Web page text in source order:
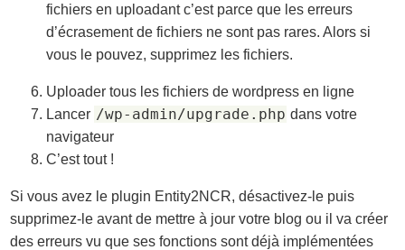
fichiers en uploadant c’est parce que les erreurs
d’écrasement de fichiers ne sont pas rares. Alors si
vous le pouvez, supprimez les fichiers.
Uploader tous les fichiers de wordpress en ligne
Lancer /wp-admin/upgrade.php dans votre
navigateur
C’est tout !
Si vous avez le plugin Entity2NCR, désactivez-le puis
supprimez-le avant de mettre à jour votre blog ou il va créer
des erreurs vu que ses fonctions sont déjà implémentées